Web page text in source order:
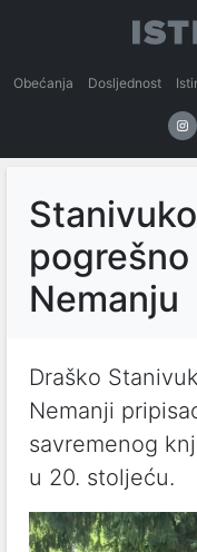
Obećanja Dosljednost
Nemanju
Draško
Nemanji
savremenog
u 20. stoljeću.